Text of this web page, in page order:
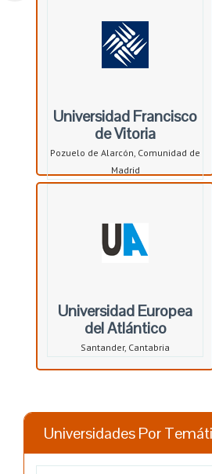
Universidad Francisco
de Vitoria
Pozuelo de Alarcón, Comunidad de
Madrid
Universidad Europea
del Atlántico
Santander, Cantabria
Universidades Por